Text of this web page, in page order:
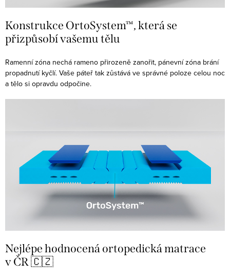
Konstrukce OrtoSystem™, která se
přizpůsobí vašemu tělu
Ramenní zóna nechá rameno přirozeně zanořit, pánevní zóna brání
propadnutí kyčlí. Vaše páteř tak zůstává ve správné poloze celou noc
a tělo si opravdu odpočine.
Nejlépe hodnocená ortopedická matrace
v ČR 🇨🇿